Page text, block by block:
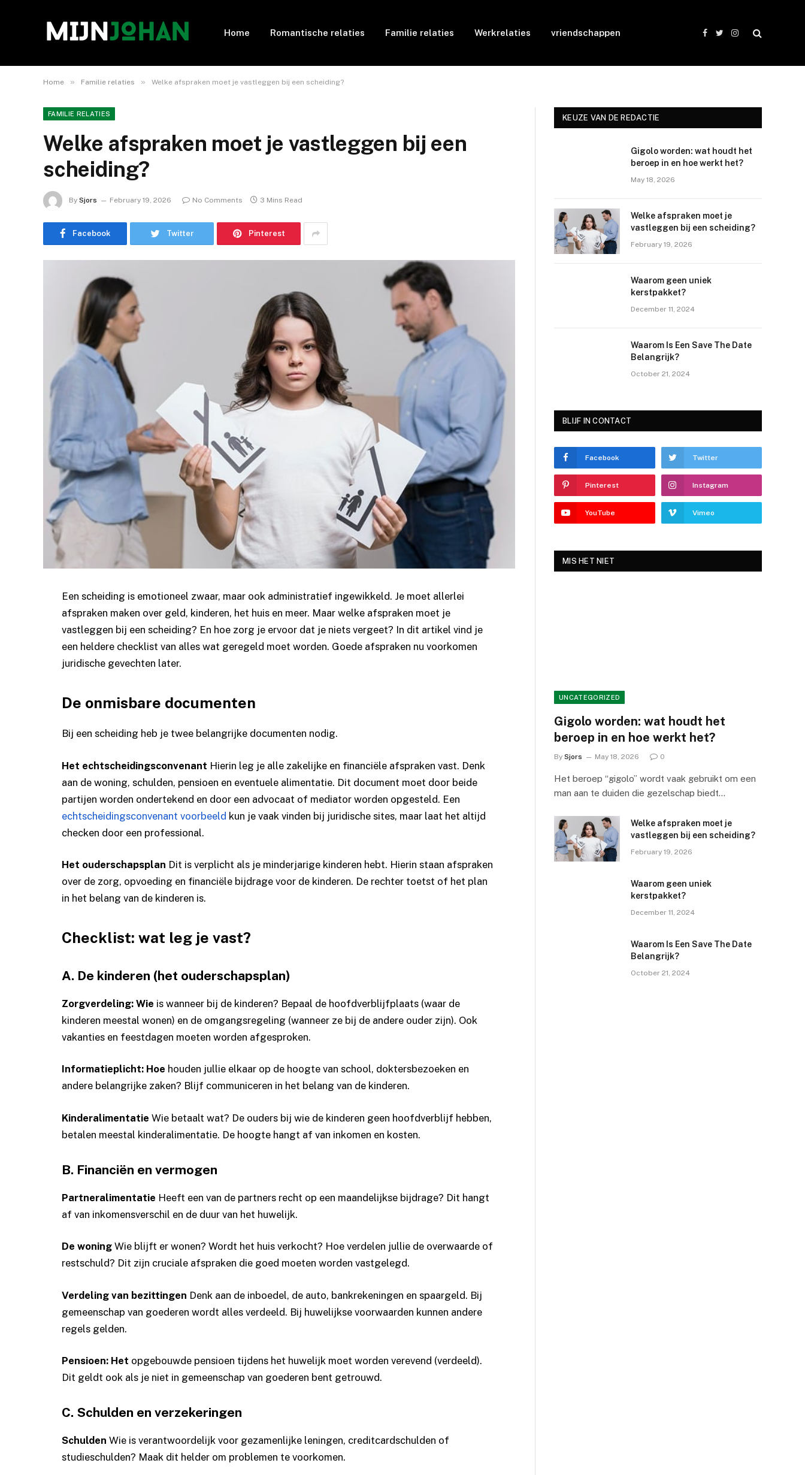
Home Romantische relaties Familie relaties Werkrelaties vriendschappen
Facebook
TwitterInstagram
Home » Familie relaties » Welke afspraken moet je vastleggen bij een scheiding?
FAMILIE RELATIES
Welke afspraken moet je vastleggen bij een
scheiding?
By Sjors February 19, 2026 No Comments 3 Mins Read
Facebook Twitter Pinterest
Een scheiding is emotioneel zwaar, maar ook administratief ingewikkeld. Je moet allerlei
afspraken maken over geld, kinderen, het huis en meer. Maar welke afspraken moet je
vastleggen bij een scheiding? En hoe zorg je ervoor dat je niets vergeet? In dit artikel vind je
een heldere checklist van alles wat geregeld moet worden. Goede afspraken nu voorkomen
juridische gevechten later.
De onmisbare documenten
Bij een scheiding heb je twee belangrijke documenten nodig.
Het echtscheidingsconvenant Hierin leg je alle zakelijke en financiële afspraken vast. Denk
aan de woning, schulden, pensioen en eventuele alimentatie. Dit document moet door beide
partijen worden ondertekend en door een advocaat of mediator worden opgesteld. Een
echtscheidingsconvenant voorbeeld kun je vaak vinden bij juridische sites, maar laat het altijd
checken door een professional.
Het ouderschapsplan Dit is verplicht als je minderjarige kinderen hebt. Hierin staan afspraken
over de zorg, opvoeding en financiële bijdrage voor de kinderen. De rechter toetst of het plan
in het belang van de kinderen is.
Checklist: wat leg je vast?
A. De kinderen (het ouderschapsplan)
Zorgverdeling: Wie is wanneer bij de kinderen? Bepaal de hoofdverblijfplaats (waar de
kinderen meestal wonen) en de omgangsregeling (wanneer ze bij de andere ouder zijn). Ook
vakanties en feestdagen moeten worden afgesproken.
Informatieplicht: Hoe houden jullie elkaar op de hoogte van school, doktersbezoeken en
andere belangrijke zaken? Blijf communiceren in het belang van de kinderen.
Kinderalimentatie Wie betaalt wat? De ouders bij wie de kinderen geen hoofdverblijf hebben,
betalen meestal kinderalimentatie. De hoogte hangt af van inkomen en kosten.
B. Financiën en vermogen
Partneralimentatie Heeft een van de partners recht op een maandelijkse bijdrage? Dit hangt
af van inkomensverschil en de duur van het huwelijk.
De woning Wie blijft er wonen? Wordt het huis verkocht? Hoe verdelen jullie de overwaarde of
restschuld? Dit zijn cruciale afspraken die goed moeten worden vastgelegd.
Verdeling van bezittingen Denk aan de inboedel, de auto, bankrekeningen en spaargeld. Bij
gemeenschap van goederen wordt alles verdeeld. Bij huwelijkse voorwaarden kunnen andere
regels gelden.
Pensioen: Het opgebouwde pensioen tijdens het huwelijk moet worden verevend (verdeeld).
Dit geldt ook als je niet in gemeenschap van goederen bent getrouwd.
C. Schulden en verzekeringen
Schulden Wie is verantwoordelijk voor gezamenlijke leningen, creditcardschulden of
studieschulden? Maak dit helder om problemen te voorkomen.
KEUZE VAN DE REDACTIE
Gigolo worden: wat houdt het
beroep in en hoe werkt het?
May 18, 2026
Welke afspraken moet je
vastleggen bij een scheiding?
February 19, 2026
Waarom geen uniek
kerstpakket?
December 11, 2024
Waarom Is Een Save The Date
Belangrijk?
October 21, 2024
BLIJF IN CONTACT
Facebook Twitter
Pinterest Instagram
YouTube Vimeo
MIS HET NIET
UNCATEGORIZED
Gigolo worden: wat houdt het
beroep in en hoe werkt het?
By Sjors May 18, 2026 0
Het beroep “gigolo” wordt vaak gebruikt om een
man aan te duiden die gezelschap biedt…
Welke afspraken moet je
vastleggen bij een scheiding?
February 19, 2026
Waarom geen uniek
kerstpakket?
December 11, 2024
Waarom Is Een Save The Date
Belangrijk?
October 21, 2024